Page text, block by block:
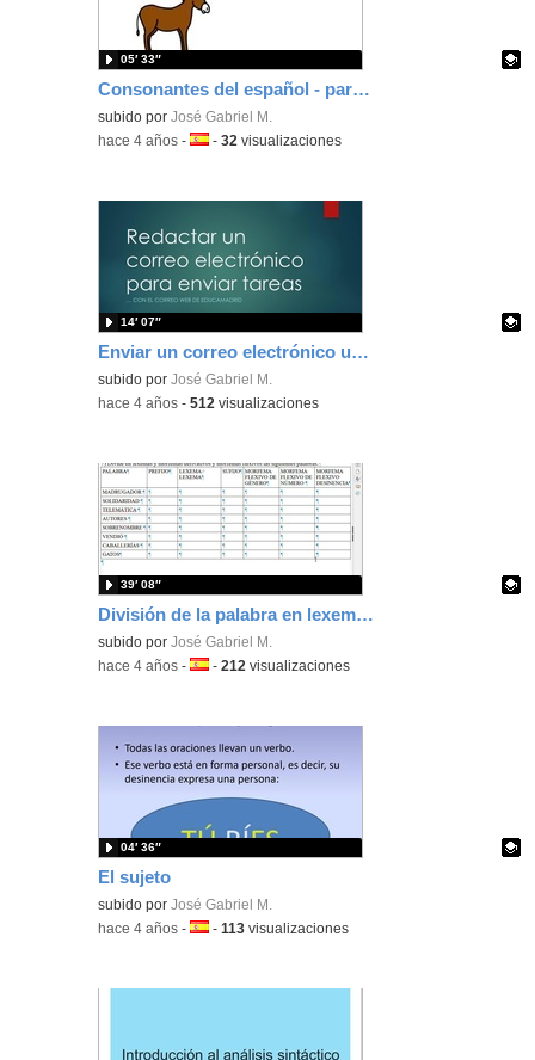
Consonantes del español - parte 1
Contenido educativo.
subido porJosé Gabriel M.
05′ 33″
-hace 4 años -Idioma:
-32 visualizaciones
Enviar un correo electrónico usando el correo web de educamadrid
Contenido educativo.
subido porJosé Gabriel M.
14′ 07″
-hace 4 años -512 visualizaciones
División de la palabra en lexemas y morfemas
Contenido educativo.
subido porJosé Gabriel M.
39′ 08″
-hace 4 años -Idioma:
-212 visualizaciones
El sujeto
Contenido educativo.
subido porJosé Gabriel M.
04′ 36″
-hace 4 años -Idioma:
-113 visualizaciones